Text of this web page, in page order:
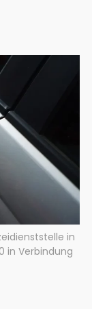
in
in Verbindung